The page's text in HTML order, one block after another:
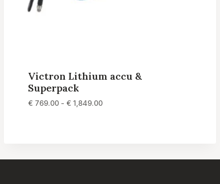
Victron Lithium accu &
Superpack
€ 769.00 - € 1,849.00Prijsklasse: